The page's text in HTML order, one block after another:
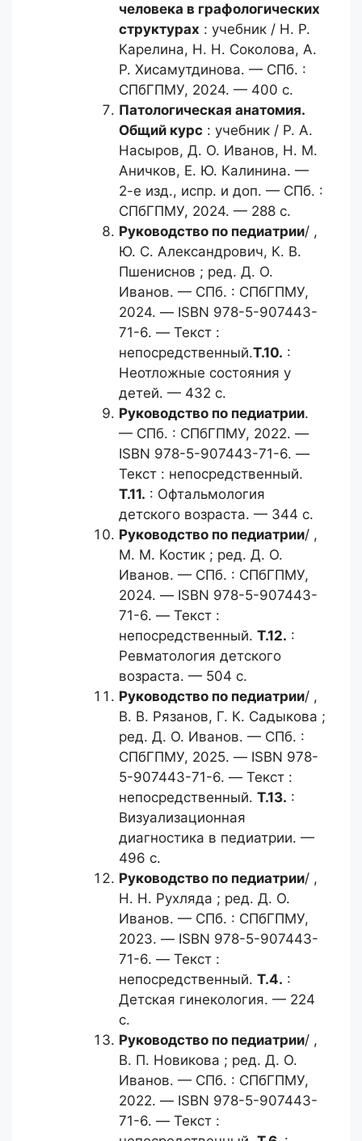
человека в графологических
структурах : учебник / Н. Р.
Карелина, Н. Н. Соколова, А.
Р. Хисамутдинова. — СПб. :
СПбГПМУ, 2024. — 400 с.
Патологическая анатомия.
Общий курс : учебник / Р. А.
Насыров, Д. О. Иванов, Н. М.
Аничков, Е. Ю. Калинина. —
2-е изд., испр. и доп. — СПб. :
СПбГПМУ, 2024. — 288 с.
Руководство по педиатрии/ ,
Ю. С. Александрович, К. В.
Пшениснов ; ред. Д. О.
Иванов. — СПб. : СПбГПМУ,
2024. — ISBN 978-5-907443-
71-6. — Текст :
непосредственный.Т.10. :
Неотложные состояния у
детей. — 432 с.
Руководство по педиатрии.
— СПб. : СПбГПМУ, 2022. —
ISBN 978-5-907443-71-6. —
Текст : непосредственный.
Т.11. : Офтальмология
детского возраста. — 344 с.
Руководство по педиатрии/ ,
М. М. Костик ; ред. Д. О.
Иванов. — СПб. : СПбГПМУ,
2024. — ISBN 978-5-907443-
71-6. — Текст :
непосредственный. Т.12. :
Ревматология детского
возраста. — 504 с.
Руководство по педиатрии/ ,
В. В. Рязанов, Г. К. Садыкова ;
ред. Д. О. Иванов. — СПб. :
СПбГПМУ, 2025. — ISBN 978-
5-907443-71-6. — Текст :
непосредственный. Т.13. :
Визуализационная
диагностика в педиатрии. —
496 с.
Руководство по педиатрии/ ,
Н. Н. Рухляда ; ред. Д. О.
Иванов. — СПб. : СПбГПМУ,
2023. — ISBN 978-5-907443-
71-6. — Текст :
непосредственный. Т.4. :
Детская гинекология. — 224
с.
Руководство по педиатрии/ ,
В. П. Новикова ; ред. Д. О.
Иванов. — СПб. : СПбГПМУ,
2022. — ISBN 978-5-907443-
71-6. — Текст :